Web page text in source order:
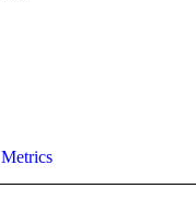
Metrics